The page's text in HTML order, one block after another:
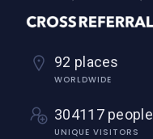
92 places
WORLDWIDE
304117 people
UNIQUE VISITORS